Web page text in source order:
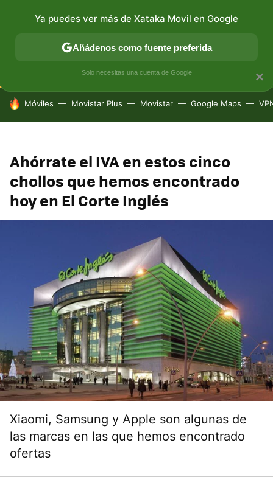
CONECTIVIDAD MÓVIL Y SOCIEDAD APLICACIONES
HOY SE HABLA DE
Móviles Movistar Plus Movistar Google Maps
Ahórrate el IVA en estos cinco
chollos que hemos encontrado
hoy en El Corte Inglés
Xiaomi, Samsung y Apple son algunas de
las marcas en las que hemos encontrado
ofertas
×
Ya puedes ver más de Xataka Movil en Google
Añádenos como fuente preferida
Solo necesitas una cuenta de Google